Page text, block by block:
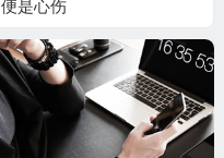
便是心伤